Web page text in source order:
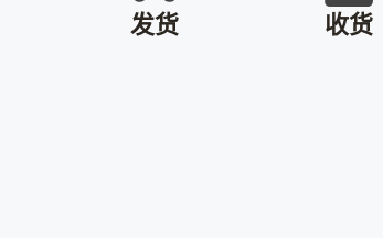
发货 收货